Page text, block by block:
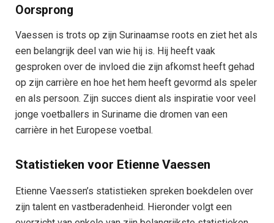
Oorsprong
Vaessen is trots op zijn Surinaamse roots en ziet het als
een belangrijk deel van wie hij is. Hij heeft vaak
gesproken over de invloed die zijn afkomst heeft gehad
op zijn carrière en hoe het hem heeft gevormd als speler
en als persoon. Zijn succes dient als inspiratie voor veel
jonge voetballers in Suriname die dromen van een
carrière in het Europese voetbal.
Statistieken voor Etienne Vaessen
Etienne Vaessen’s statistieken spreken boekdelen over
zijn talent en vastberadenheid. Hieronder volgt een